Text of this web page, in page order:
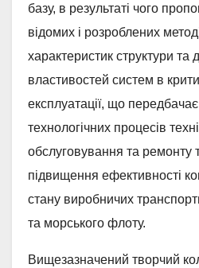
базу, в результаті чого
відомих і розроблених
характеристик структури та
властивостей систем в
експлуатації, що
технологічних процесів
обслуговування та ремонту
підвищення ефективності
стану виробничих
та морського флоту.
Вищезазначений творчий